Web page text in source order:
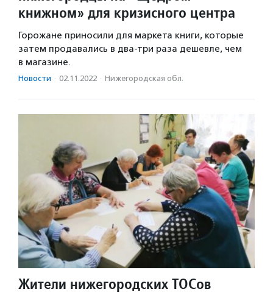
книжном» для кризисного центра
Горожане приносили для маркета книги, которые
затем продавались в два-три раза дешевле, чем
в магазине.
Новости · 02.11.2022 · Нижегородская обл.
Жители нижегородских ТОСов